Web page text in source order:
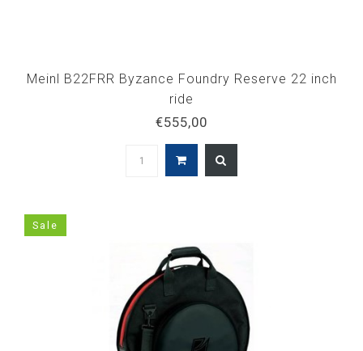
Meinl B22FRR Byzance Foundry Reserve 22 inch
ride
€555,00
Sale